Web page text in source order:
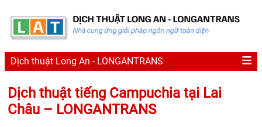
Dịch thuật Long An - LONGANTRANS
Dịch thuật tiếng Campuchia tại Lai
Châu – LONGANTRANS